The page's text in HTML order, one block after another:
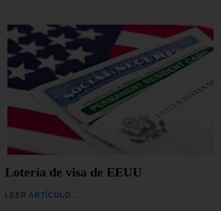
Lotería de visa de EEUU
LEER ARTÍCULO...